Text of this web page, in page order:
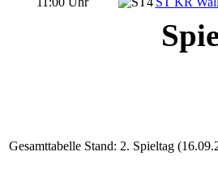
Gesamttabelle Stand: 2. Spieltag